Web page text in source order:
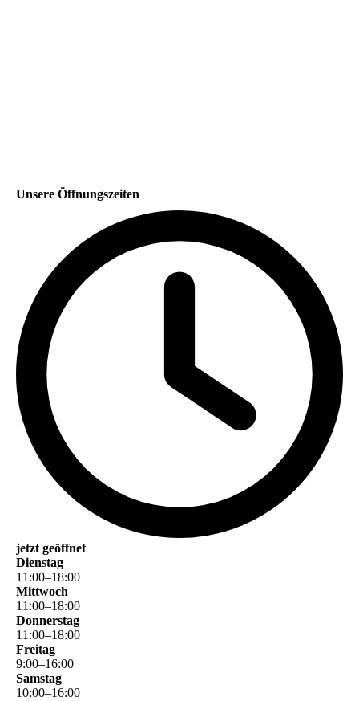
Unsere Öffnungszeiten
jetzt geöffnet
Dienstag
11 :00–18:00
Mittwoch
11 :00–18:00
Donnerstag
11 :00–18:00
Freitag
9:00–16:00
Samstag
10:00–16:00